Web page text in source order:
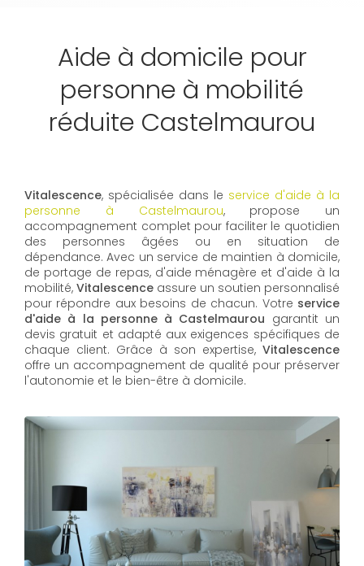
Aide à domicile pour
personne à mobilité
réduite Castelmaurou
Vitalescence, spécialisée dans le service d'aide à la
personne à Castelmaurou, propose un
accompagnement complet pour faciliter le quotidien
des personnes âgées ou en situation de
dépendance. Avec un service de maintien à domicile,
de portage de repas, d'aide ménagère et d'aide à la
mobilité, Vitalescence assure un soutien personnalisé
pour répondre aux besoins de chacun. Votre service
d'aide à la personne à Castelmaurou garantit un
devis gratuit et adapté aux exigences spécifiques de
chaque client. Grâce à son expertise, Vitalescence
offre un accompagnement de qualité pour préserver
l'autonomie et le bien-être à domicile.